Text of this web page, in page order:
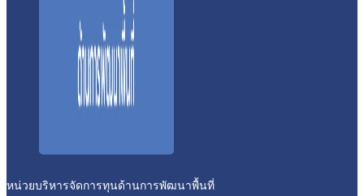
หน่วยบริหารจัดการทุนด้านการพัฒนาพื้นที่